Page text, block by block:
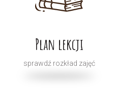
Plan lekcji
sprawdź rozkład zajęć